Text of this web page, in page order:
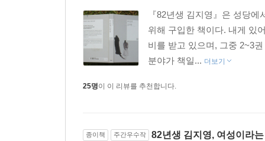
『82년생 김지영』은 성당
위해 구입한 책이다. 내게 있
비를 받고 있으며, 그중 2~3
분야가 책일... 더보기
25명이 이 리뷰를 추천합니다.
종이책 주간우수작 82년생 김지영, 여성이라